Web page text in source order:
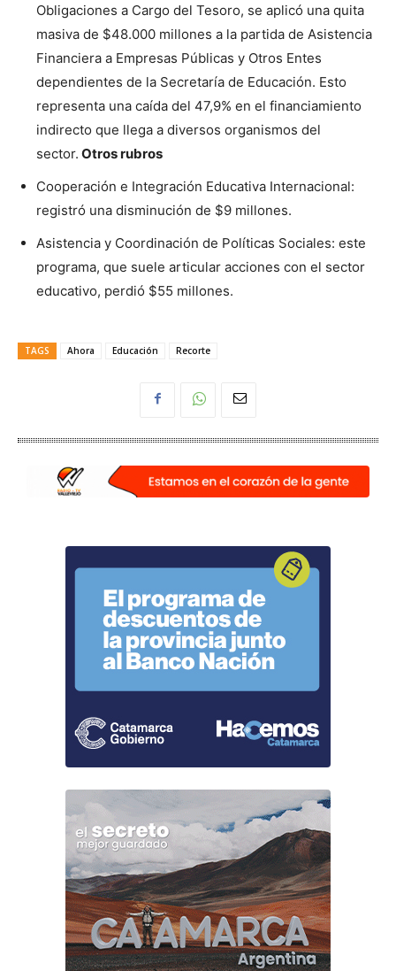
Obligaciones a Cargo del Tesoro, se aplicó una quita
masiva de $48.000 millones a la partida de Asistencia
Financiera a Empresas Públicas y Otros Entes
dependientes de la Secretaría de Educación. Esto
representa una caída del 47,9% en el financiamiento
indirecto que llega a diversos organismos del
sector. Otros rubros
Cooperación e Integración Educativa Internacional:
registró una disminución de $9 millones.
Asistencia y Coordinación de Políticas Sociales: este
programa, que suele articular acciones con el sector
educativo, perdió $55 millones.
TAGS Ahora Educación Recorte